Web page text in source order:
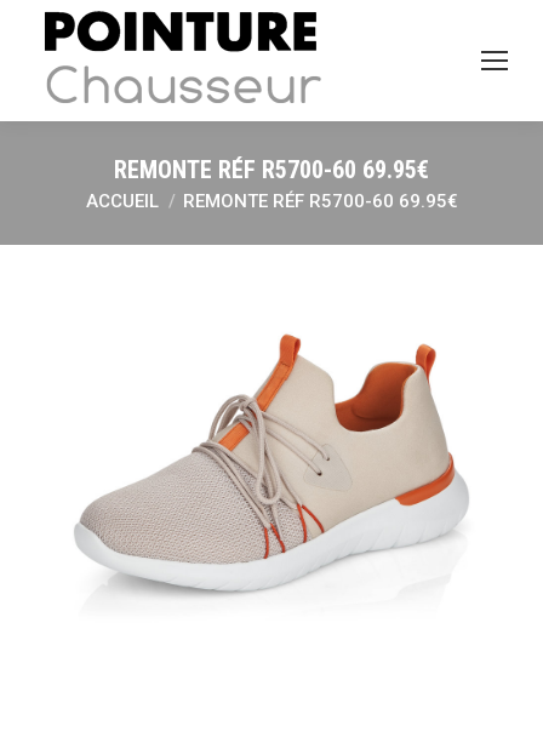
REMONTE RÉF R5700-60 69.95€
Vous êtes ici :
ACCUEIL REMONTE RÉF R5700-60 69.95€